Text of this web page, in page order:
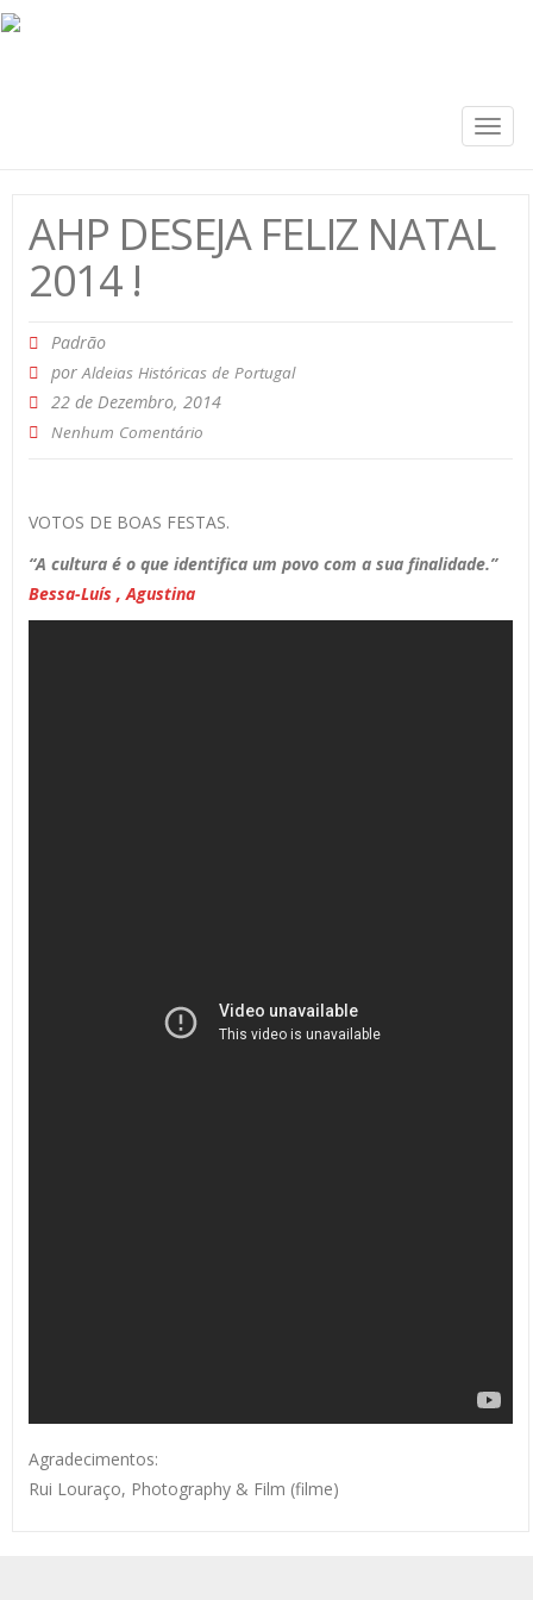
AHP DESEJA FELIZ NATAL
2014 !
Padrão
porAldeias Históricas de Portugal
22 de Dezembro, 2014
Nenhum Comentário
VOTOS DE BOAS FESTAS.
“A cultura é o que identifica um povo com a sua finalidade.”
Bessa-Luís , Agustina
Agradecimentos:
Rui Louraço, Photography & Film (filme)